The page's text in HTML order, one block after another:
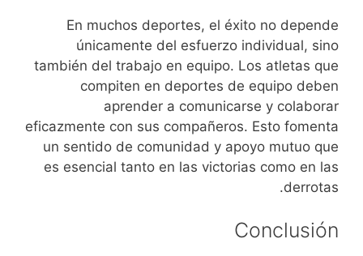
En muchos deportes, el éxito no depende
únicamente del esfuerzo individual, sino
también del trabajo en equipo. Los atletas que
compiten en deportes de equipo deben
aprender a comunicarse y colaborar
eficazmente con sus compañeros. Esto fomenta
un sentido de comunidad y apoyo mutuo que
es esencial tanto en las victorias como en las
derrotas.
Conclusión